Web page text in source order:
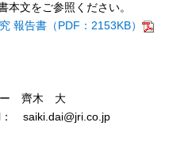
文をご参照ください。
報告書（PDF：2153KB）
ー 齊木 大
saiki.dai@jri.co.jp